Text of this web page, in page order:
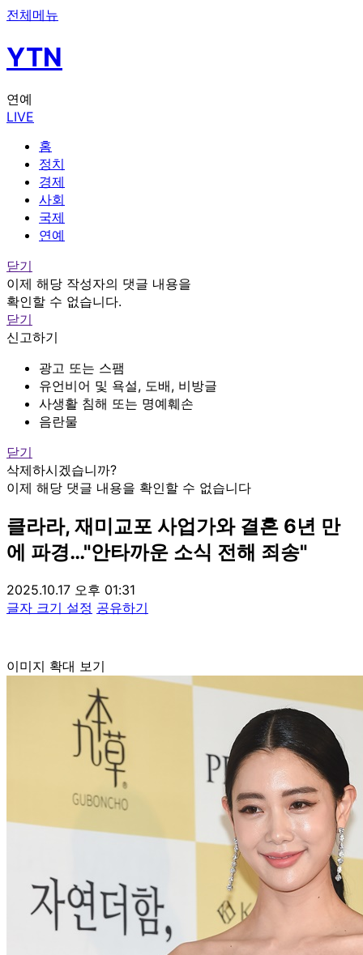
전체메뉴
YTN
연예
LIVE
홈
정치
경제
사회
국제
연예
닫기
이제 해당 작성자의 댓글 내용을
확인할 수 없습니다.
닫기
신고하기
광고 또는 스팸
유언비어 및 욕설, 도배, 비방글
사생활 침해 또는 명예훼손
음란물
닫기
삭제하시겠습니까?
이제 해당 댓글 내용을 확인할 수 없습니다
클라라, 재미교포 사업가와 결혼 6년 만
에 파경…"안타까운 소식 전해 죄송"
2025.10.17 오후 01:31
글자 크기 설정 공유하기
이미지 확대 보기